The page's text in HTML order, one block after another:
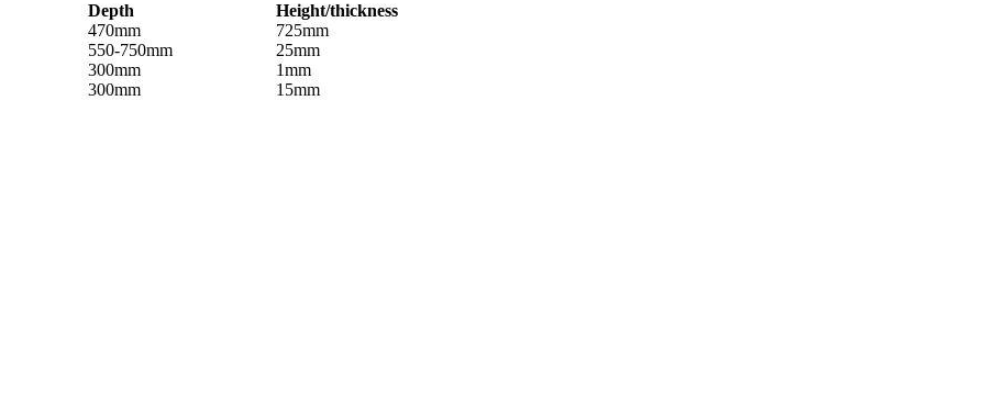
Depth
Height/thickness
470mm
725mm
550-750mm
25mm
300mm
1mm
300mm 15mm